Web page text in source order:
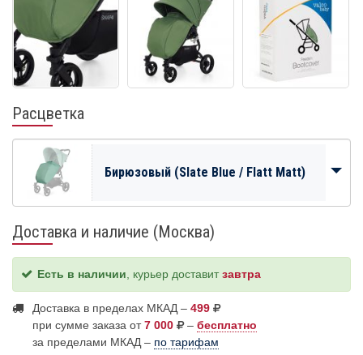
Расцветка
Бирюзовый (Slate Blue / Flatt Matt)
Доставка и наличие (Москва)
Есть в наличии , курьер доставитзавтра
Доставка в пределах МКАД – 499
при сумме заказа от7 000 – бесплатно
за пределами МКАД – по тарифам